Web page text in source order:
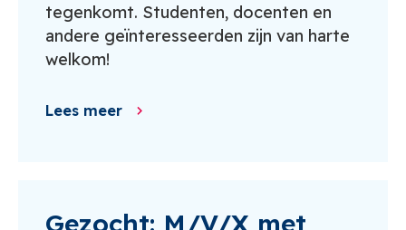
tegenkomt. Studenten, docenten en
andere geïnteresseerden zijn van harte
welkom!
Lees meer
Gezocht: M/V/X met